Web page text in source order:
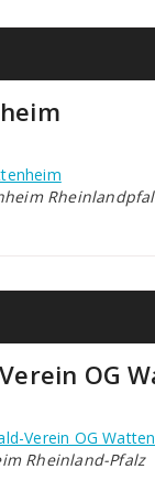
OG
Verein OG
Rheinland-Pfalz